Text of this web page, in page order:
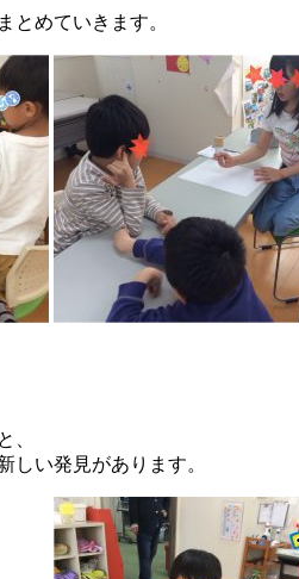
とめていきます。
、
しい発見があります。